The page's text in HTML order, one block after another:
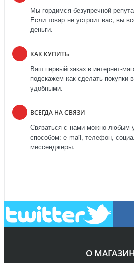
Мы гордимся безупречной
Если товар не устроит вас, вы
деньги.
КАК КУПИТЬ
Ваш первый заказ в интернет-
подскажем как сделать покупки
удобными.
ВСЕГДА НА СВЯЗИ
Связаться с нами можно любым
способом: e-mail, телефон,
мессенджеры.
О